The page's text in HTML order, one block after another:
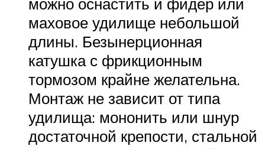
маховое удилище небольшой
длины. Безынерционная
катушка с фрикционным
тормозом крайне желательна.
Монтаж не зависит от типа
удилища: мононить или шнур
достаточной крепости, стальной